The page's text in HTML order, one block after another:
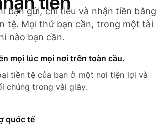
bạn gửi, chi tiêu và nhận tiền bằng
tệ. Mọi thứ bạn cần, trong một tài
nào bạn cần.
mọi lúc mọi nơi trên toàn cầu.
tiền tệ của bạn ở một nơi tiện lợi và
chúng trong vài giây.
quốc tế